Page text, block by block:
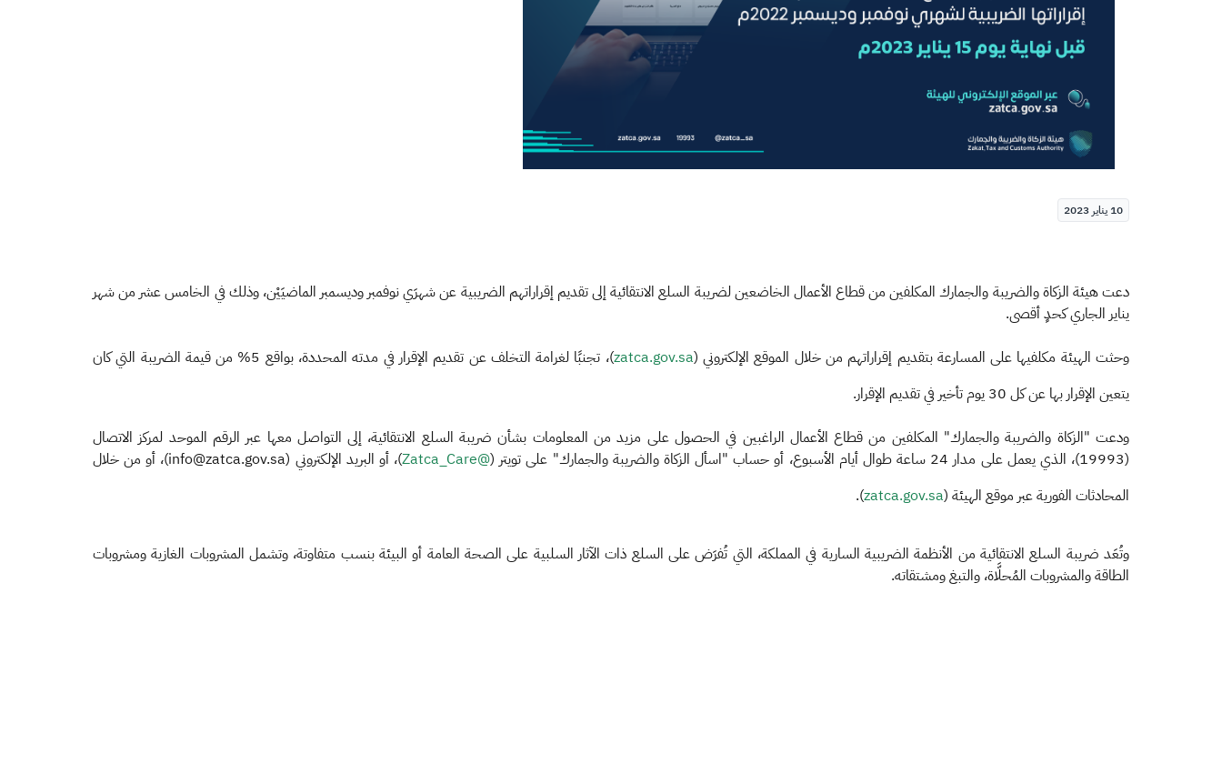
10 يناير 2023
دعت هيئة الزكاة والضريبة والجمارك المكلفين من قطاع الأعمال الخاضعين لضريبة السلع الانتقائية إلى تقديم إقراراتهم الضريبية عن شهرَي نوفمبر وديسمبر الماضيَيْن، وذلك في الخامس عشر من شهر
يناير الجاري كحدٍ أقصى.
وحثت الهيئة مكلفيها على المسارعة بتقديم إقراراتهم من خلال الموقع الإلكتروني (zatca.gov.sa​
)، تجنبًا لغرامة التخلف عن تقديم الإقرار في مدته المحددة، بواقع 5% من قيمة الضريبة التي كان
يتعين الإقرار بها عن كل 30 يوم تأخير في تقديم الإقرار.
ودعت "الزكاة والضريبة والجمارك" المكلفين من قطاع الأعمال الراغبين في الحصول على مزيد من المعلومات بشأن ضريبة السلع الانتقائية، إلى التواصل معها عبر الرقم الموحد لمركز الاتصال
(19993)، الذي يعمل على مدار 24 ساعة طوال أيام الأسبوع، أو حساب "اسأل الزكاة والضريبة والجمارك" على تويتر (
@Zatca_Care
)، أو البريد الإلكتروني (info@zatca.gov.sa)، أو من خلال
المحادثات الفورية عبر موقع الهيئة (zatca.gov.sa​
).
وتُعَد ضريبة السلع الانتقائية من الأنظمة الضريبية السارية في المملكة، التي تُفرَض على السلع ذات الآثار السلبية على الصحة العامة أو البيئة بنسب متفاوتة، وتشمل المشروبات الغازية ومشروبات
الطاقة والمشروبات المُحلَّاة، والتبغ ومشتقاته.